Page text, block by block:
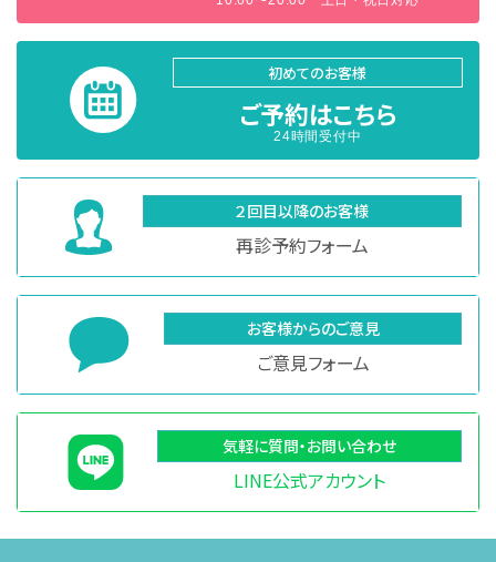
初めてのお客様
ご予約はこちら
24時間受付中
２回目以降のお客様
再診予約フォーム
お客様からのご意見
ご意見フォーム
気軽に質問・お問い合わせ
LINE公式アカウント